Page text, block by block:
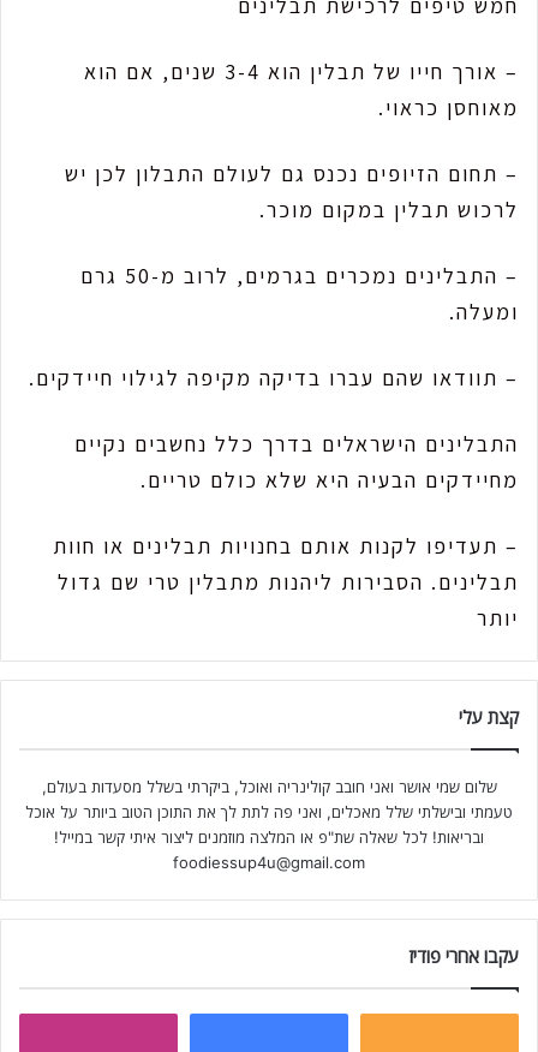
– אורך חייו של תבלין הוא 3-4 שנים, אם הוא
מאוחסן כראוי.
– תחום הזיופים נכנס גם לעולם התבלון לכן יש
לרכוש תבלין במקום מוכר.
– התבלינים נמכרים בגרמים, לרוב מ-50 גרם
ומעלה.
– תוודאו שהם עברו בדיקה מקיפה לגילוי חיידקים.
התבלינים הישראלים בדרך כלל נחשבים נקיים
מחיידקים הבעיה היא שלא כולם טריים.
– תעדיפו לקנות אותם בחנויות תבלינים או חוות
תבלינים. הסבירות ליהנות מתבלין טרי שם גדול
יותר
קצת עלי
שלום שמי אושר ואני חובב קולינריה ואוכל, ביקרתי בשלל מסעדות בעולם,
טעמתי ובישלתי שלל מאכלים, ואני פה לתת לך את התוכן הטוב ביותר על אוכל
ובריאות! לכל שאלה שת"פ או המלצה מוזמנים ליצור איתי קשר במייל!
foodiessup4u@gmail.com
עקבו אחרי פודיז